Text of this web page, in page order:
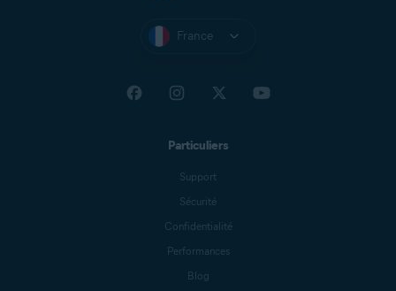
France
Particuliers
Support
Sécurité
Confidentialité
Performances
Blog